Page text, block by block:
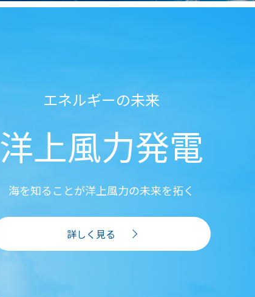
エネルギーの未来
洋上風力発電
海を知ることが洋上風力の未来を拓く
詳しく見る